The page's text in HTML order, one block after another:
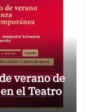
verano de
el Teatro